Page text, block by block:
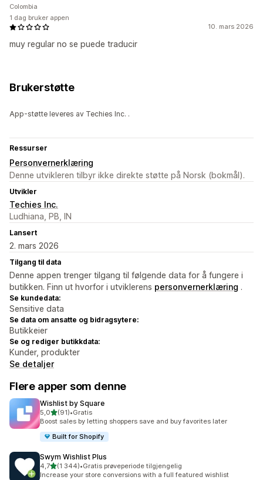
10. mars 2026
muy regular no se puede traducir
Colombia
1 dag bruker appen
Brukerstøtte
App-støtte leveres av Techies Inc. .
Ressurser
Personvernerklæring
Denne utvikleren tilbyr ikke direkte støtte på Norsk (bokmål).
Utvikler
Techies Inc.
Ludhiana, PB, IN
Lansert
2. mars 2026
Tilgang til data
Denne appen trenger tilgang til følgende data for å fungere i
butikken. Finn ut hvorfor i utviklerens personvernerklæring .
Se kundedata:
Sensitive data
Se data om ansatte og bidragsytere:
Butikkeier
Se og rediger butikkdata:
Kunder, produkter
Se detaljer
Flere apper som denne
Wishlist by Square
5,0av 5 stjerner
(91)
Totalt 91 omtaler
•Gratis
Boost sales by letting shoppers save and buy favorites later
Built for Shopify
Swym Wishlist Plus
4,7av 5 stjerner
(1 344)
Totalt 1344 omtaler
•Gratis prøveperiode tilgjengelig
Increase your store conversions with a full featured wishlist